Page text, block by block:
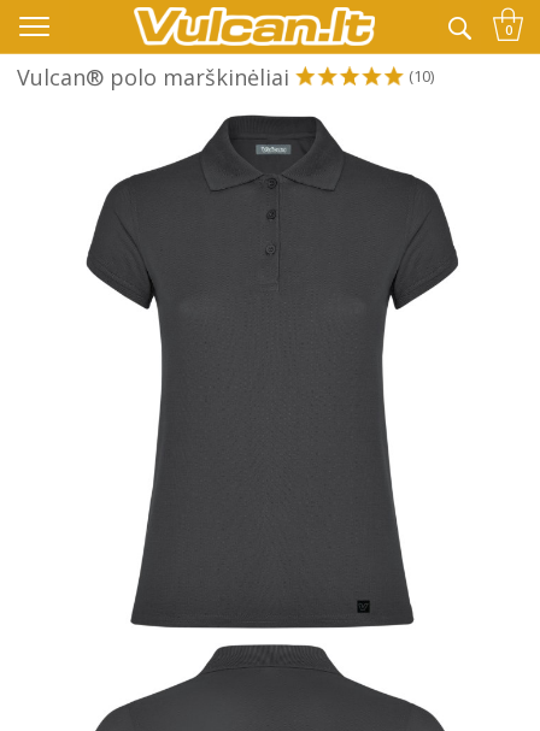
👉 -10% KODAS VISKAM PAPILDOMAI: VASARA 0
Vulcan® polo marškinėliai (10)